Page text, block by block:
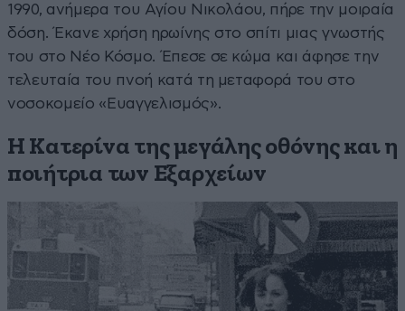
1990, ανήμερα του Αγίου Νικολάου, πήρε την μοιραία
δόση. Έκανε χρήση ηρωίνης στο σπίτι μιας γνωστής
του στο Νέο Κόσμο. Έπεσε σε κώμα και άφησε την
τελευταία του πνοή κατά τη μεταφορά του στο
νοσοκομείο «Ευαγγελισμός».
Η Κατερίνα της μεγάλης οθόνης και η
ποιήτρια των Εξαρχείων